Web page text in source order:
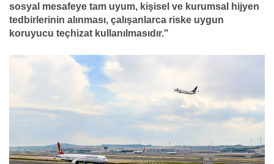
sosyal mesafeye tam uyum, kişisel ve kurumsal hijyen
tedbirlerinin alınması, çalışanlarca riske uygun
koruyucu teçhizat kullanılmasıdır."